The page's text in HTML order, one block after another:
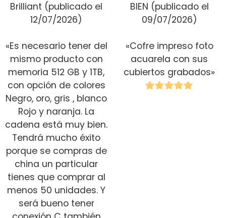
Brilliant (publicado el
12/07/2026)
«Es necesario tener del
mismo producto con
memoria 512 GB y 1TB,
con opción de colores
Negro, oro, gris , blanco
Rojoy naranja. La
cadena está muy bien.
Tendrá mucho éxito
porque se compras de
china un particular
tienes que comprar al
menos 50 unidades. Y
será bueno tener
BIEN (publicado el
09/07/2026)
«Cofre impreso foto
acuarela con sus
cubiertos grabados»